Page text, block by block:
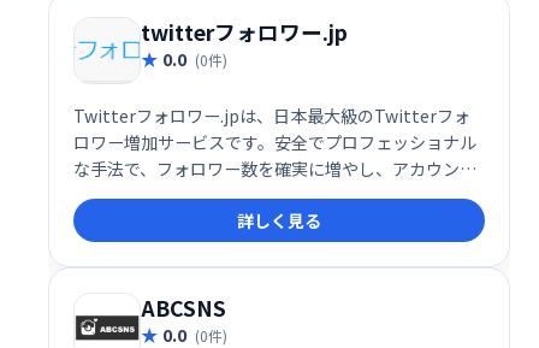
twitterフォロワー.jp
0.0 (0件)
Twitterフォロワー.jpは、日本最大級のTwitterフォ
ロワー増加サービスです。安全でプロフェッショナル
な手法で、フォロワー数を確実に増やし、アカウント
の認知度向上をサポートします。安心してご利用いた
だけるサービスなので、Twitter運用でお困りの方は
ぜひ一度お試しください。
詳しく見る
ABCSNS
0.0 (0件)